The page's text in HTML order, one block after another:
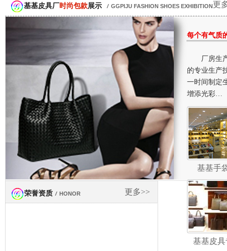
更
基基皮具厂时尚包款展示 / GGPIJU FASHION SHOES EXHIBITION
每个有气质
厂房生
的专业生产
一时间制定
增添光彩…
基基手
基基皮
更多>>
荣誉资质 / HONOR